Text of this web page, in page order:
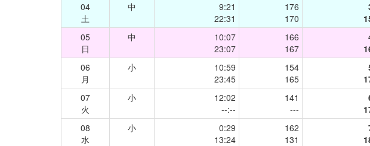
04
土
中
9:21
22:31
176
170
05
日
中
10:07
23:07
166
167
06
月
小
10:59
23:45
154
165
07
火
小
12:02
--:--
141
---
08
水
小
0:29
13:24
162
131